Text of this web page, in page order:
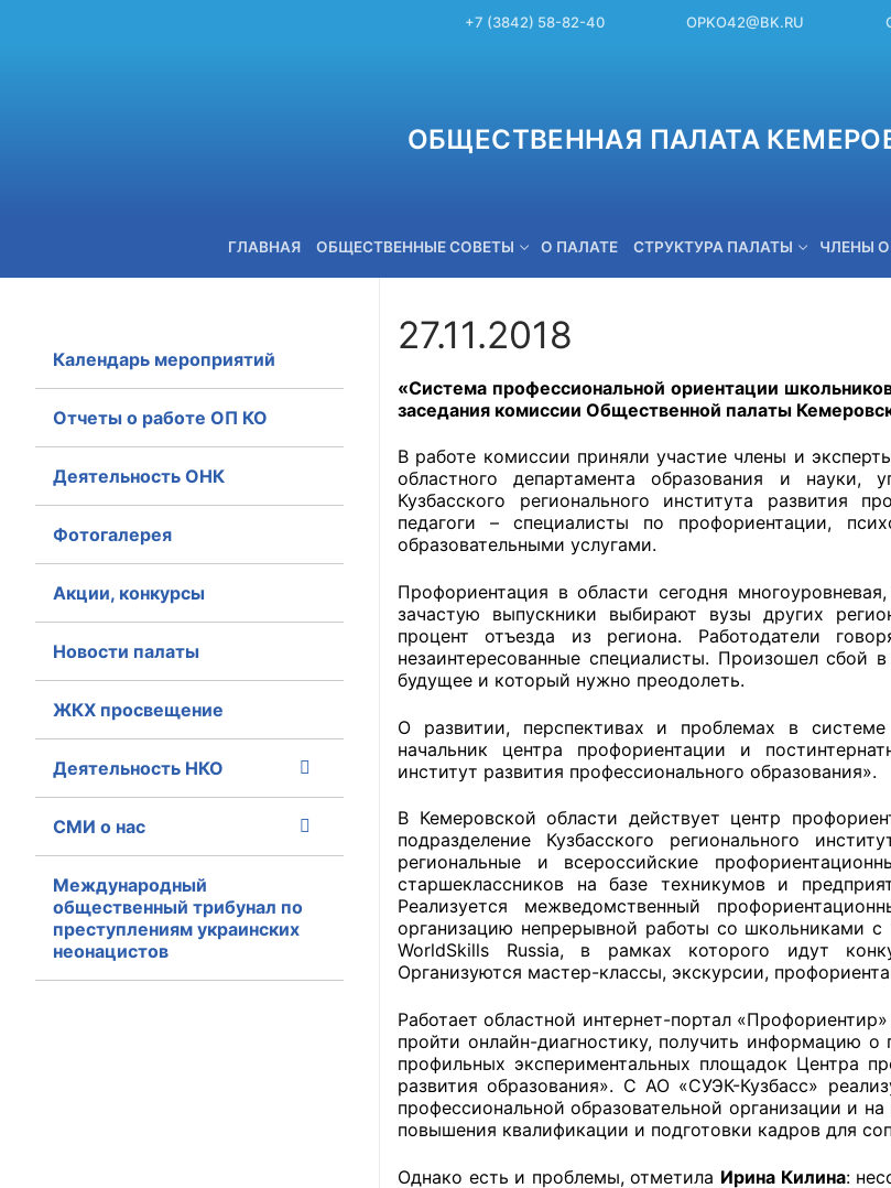
+7 (3842) 58-82-40 OPKO42@BK.RU
ОБЩЕСТВЕННАЯ ПАЛАТА
ГЛАВНАЯ ОБЩЕСТВЕННЫЕ СОВЕТЫ О ПАЛАТЕ СТРУКТУРА ПАЛАТЫ ЧЛЕНЫ
+7 (3842) 58-82-40 OPKO42@BK.RU
Главная
Общественные советы
Общественные советы при территориальных органах
исполнительной власти
оказания услуг
О Палате
Структура Палаты
Комиссии
Экспертный совет ОП КО
Совет ОП КО
Общественный штаб
Члены ОП КО
Документы ОП КО
Регламент ОП КО
27.11.2018
«Система профессиональной ориентации
заседания комиссии Общественной палаты
В работе комиссии приняли участие члены и
областного департамента образования и науки,
Кузбасского регионального института развития
педагоги – специалисты по профориентации,
образовательными услугами.
Профориентация в области сегодня
зачастую выпускники выбирают вузы других
процент отъезда из региона. Работодатели
незаинтересованные специалисты. Произошел сбой
будущее и который нужно преодолеть.
О развитии, перспективах и проблемах в системе
начальник центра профориентации и
институт развития профессионального образования».
В Кемеровской области действует центр
подразделение Кузбасского регионального
региональные и всероссийские
старшеклассников на базе техникумов и
Реализуется межведомственный
организацию непрерывной работы со школьниками
WorldSkills Russia, в рамках которого идут
Организуются мастер-классы, экскурсии,
Работает областной интернет-портал
пройти онлайн-диагностику, получить информацию
профильных экспериментальных площадок Центра
развития образования». С АО «СУЭК-Кузбасс»
профессиональной образовательной организации и
повышения квалификации и подготовки кадров для
Однако есть и проблемы, отметила Ирина Килина:
Календарь мероприятий
Отчеты о работе ОП КО
Деятельность ОНК
Фотогалерея
Акции, конкурсы
Новости палаты
ЖКХ просвещение
Деятельность НКО
СМИ о нас
Международный
общественный трибунал по
преступлениям украинских
неонацистов